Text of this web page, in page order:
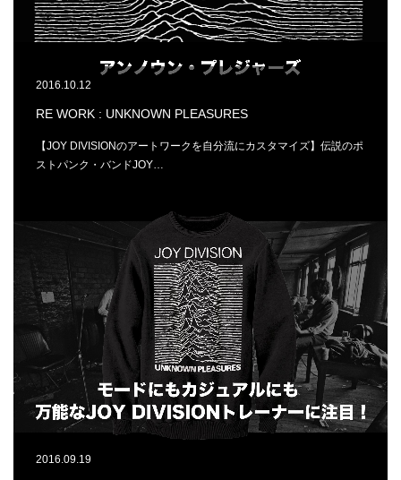
2016.10.12
RE WORK : UNKNOWN PLEASURES
【JOY DIVISIONのアートワークを自分流にカスタマイズ】伝説のポ
ストパンク・バンドJOY…
2016.09.19